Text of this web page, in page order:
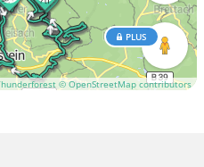
© OpenStreetMap contributors
PLUS